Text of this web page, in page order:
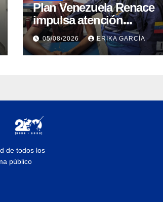
​Plan Venezuela Renace
impulsa atención
integral a refugiados y
evaluación de
vacunación en Aragua
05/08/2026 ERIKA GARCÍA
de todos los
público